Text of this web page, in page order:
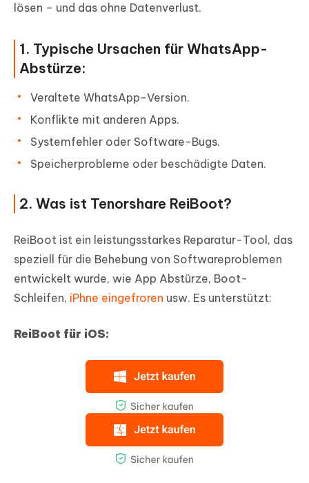
lösen – und das ohne Datenverlust.
1. Typische Ursachen für WhatsApp-
Abstürze:
Veraltete WhatsApp-Version.
Konflikte mit anderen Apps.
Systemfehler oder Software-Bugs.
Speicherprobleme oder beschädigte Daten.
2. Was ist Tenorshare ReiBoot?
ReiBoot ist ein leistungsstarkes Reparatur-Tool, das
speziell für die Behebung von Softwareproblemen
entwickelt wurde, wie App Abstürze, Boot-
Schleifen, iPhne eingefroren usw. Es unterstützt:
ReiBoot für iOS: